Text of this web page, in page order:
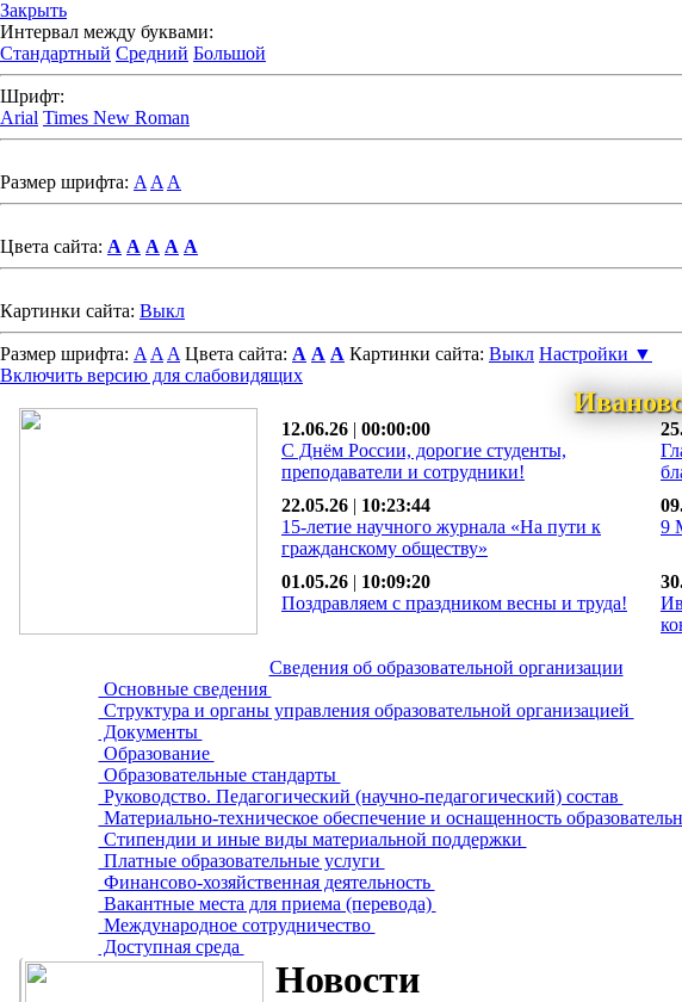
Закрыть
Интервал между буквами:
Стандартный Средний Большой
Шрифт:
Arial Times New Roman
Размер шрифта: A A A
Цвета сайта: A A A A A
Картинки сайта: Выкл
Размер шрифта: A A A Цвета сайта: A A A Картинки сайта: Выкл Настройки ▼
Включить версию для слабовидящих
12.06.26 | 00:00:00
С Днём России, дорогие студенты,
преподаватели и сотрудники!
22.05.26 | 10:23:44
15-летие научного журнала «На пути к
гражданскому обществу»
9
01.05.26 | 10:09:20
Поздравляем с праздником весны и труда!
Сведения об образовательной организации
Основные сведения
Структура и органы управления образовательной организацией
Документы
Образование
Образовательные стандарты
Руководство. Педагогический (научно-педагогический) состав
Материально-техническое обеспечение и оснащенность
Стипендии и иные виды материальной поддержки
Платные образовательные услуги
Финансово-хозяйственная деятельность
Вакантные места для приема (перевода)
Международное сотрудничество
Доступная среда
Новости